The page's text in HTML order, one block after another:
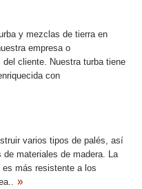
y mezclas de tierra en
empresa o
cliente. Nuestra turba tiene
con
varios tipos de palés, así
materiales de madera. La
más resistente a los